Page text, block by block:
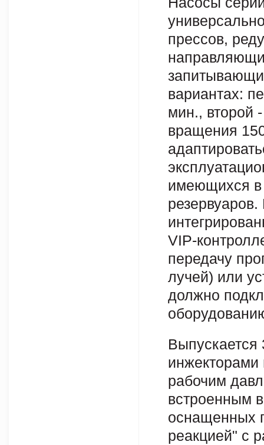
прессов,
вариантах:
мин., второй
вращения
имеющихся в
VIP-
передачу
лучей) или
должно
Выпускается
инжекторами
рабочим
встроенным
оснащенных
реакцией" с